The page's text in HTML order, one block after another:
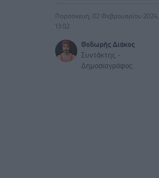
Παρασκευή, 02 Φεβρουαρίου 2024,
13:02
Θοδωρής Διάκος
Συντάκτης -
Δημοσιογράφος